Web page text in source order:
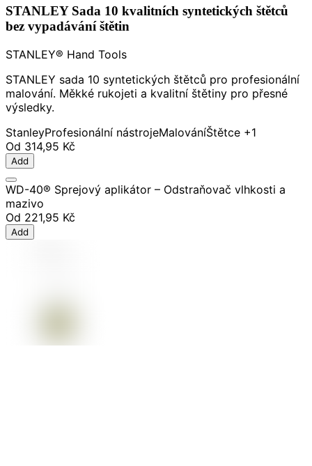
STANLEY Sada 10 kvalitních syntetických štětců
bez vypadávání štětin
STANLEY® Hand Tools
STANLEY sada 10 syntetických štětců pro profesionální
malování. Měkké rukojeti a kvalitní štětiny pro přesné
výsledky.
StanleyProfesionální nástrojeMalováníŠtětce +1
Od 314,95 Kč
Add
WD-40® Sprejový aplikátor – Odstraňovač vlhkosti a
mazivo
Od 221,95 Kč
Add